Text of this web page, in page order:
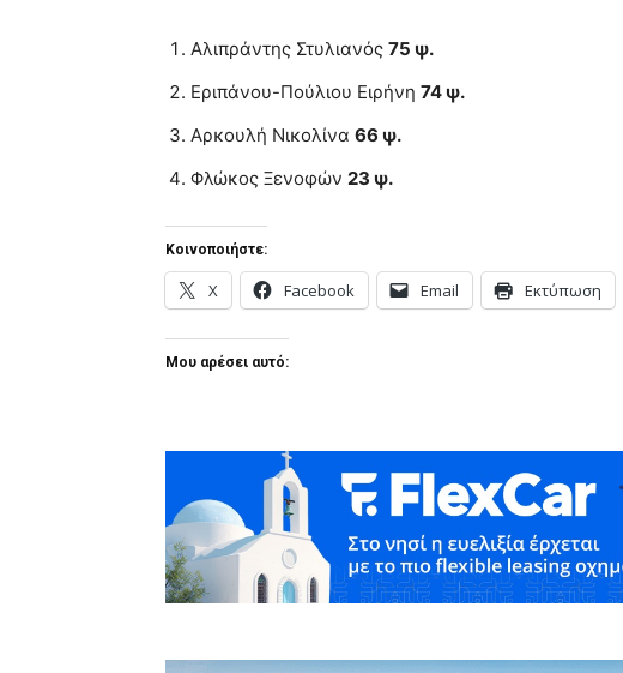
Αλιπράντης Στυλιανός 75 ψ.
Εριπάνου-Πούλιου Ειρήνη 74 ψ.
Αρκουλή Νικολίνα 66 ψ.
Φλώκος Ξενοφών 23 ψ.
Κοινοποιήστε:
X Facebook Email Εκτύπωση
Μου αρέσει αυτό: